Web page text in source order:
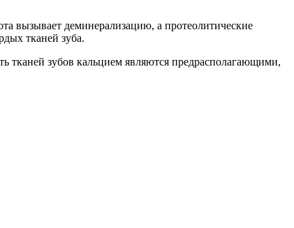
вызывает деминерализацию, а протеолитические
тканей зуба.
тканей зубов кальцием являются предрасполагающими,